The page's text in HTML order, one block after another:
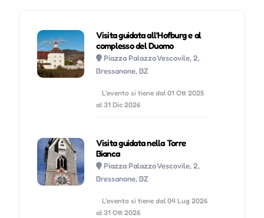
Visita guidata all'Hofburg e al
complesso del Duomo
Piazza Palazzo Vescovile, 2,
Bressanone, BZ
L'evento si tiene dal 01 Ott 2025
al 31 Dic 2026
Visita guidata nella Torre
Bianca
Piazza Palazzo Vescovile, 2,
Bressanone, BZ
L'evento si tiene dal 04 Lug 2026
al 31 Ott 2026